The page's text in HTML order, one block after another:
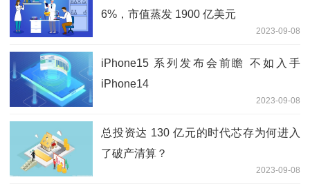
6%，市值蒸发 1900 亿美元
2023-09-08
iPhone15 系列发布会前瞻 不如入手
iPhone14
2023-09-08
总投资达 130 亿元的时代芯存为何进入
了破产清算？
2023-09-08